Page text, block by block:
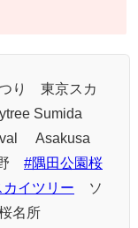
り 東京スカ
Sumida
Asakusa
#隅田公園桜
カイツリー ソ
名所